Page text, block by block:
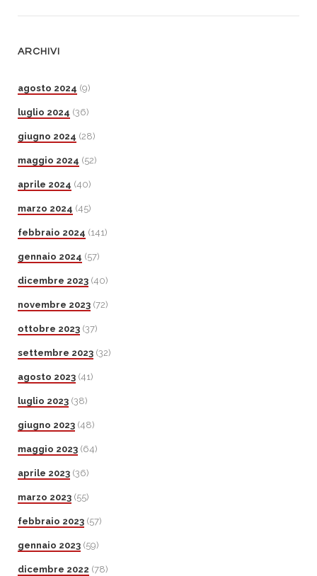
ARCHIVI
agosto 2024 (9)
luglio 2024 (36)
giugno 2024 (28)
maggio 2024 (52)
aprile 2024 (40)
marzo 2024 (45)
febbraio 2024 (141)
gennaio 2024 (57)
dicembre 2023 (40)
novembre 2023 (72)
ottobre 2023 (37)
settembre 2023 (32)
agosto 2023 (41)
luglio 2023 (38)
giugno 2023 (48)
maggio 2023 (64)
aprile 2023 (36)
marzo 2023 (55)
febbraio 2023 (57)
gennaio 2023 (59)
dicembre 2022 (78)